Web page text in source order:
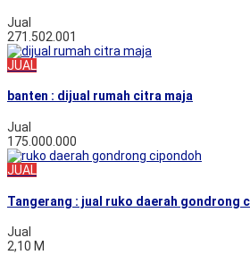
Jual
271.502.001
JUAL
banten : dijual rumah citra maja
Jual
175.000.000
JUAL
Tangerang : jual ruko daerah gondrong
Jual
2,10 M